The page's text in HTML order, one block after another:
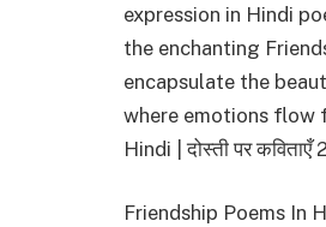
expression in Hindi
the enchanting
encapsulate the
where emotions flow
Hindi | दोस्ती पर कविताएँ
Friendship Poems In